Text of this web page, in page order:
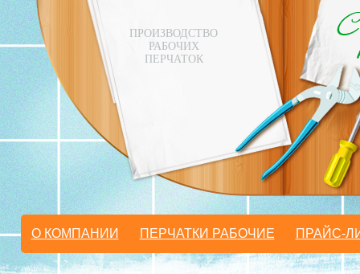
ПРОИЗВОДСТВО
РАБОЧИХ
ПЕРЧАТОК
О КОМПАНИИ ПЕРЧАТКИ РАБОЧИЕ ПРАЙС-